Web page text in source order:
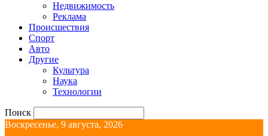
Недвижимость
Реклама
Происшествия
Спорт
Авто
Другие
Культура
Наука
Технологии
Поиск
Воскресенье, 9 августа, 2026